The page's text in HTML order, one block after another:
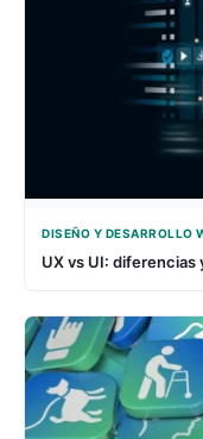
DISEÑO Y DESARROLLO
UX vs UI: